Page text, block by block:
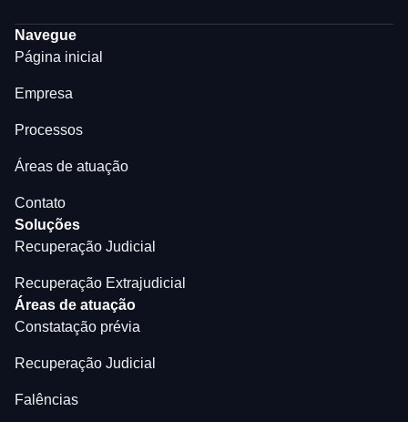
Navegue
Página inicial
Empresa
Processos
Áreas de atuação
Contato
Soluções
Recuperação Judicial
Recuperação Extrajudicial
Áreas de atuação
Constatação prévia
Recuperação Judicial
Falências